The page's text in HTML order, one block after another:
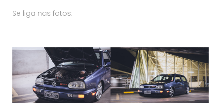
Se liga nas fotos: